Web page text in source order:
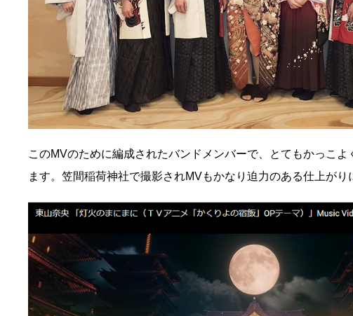
このMVのために編成されたバンドメンバーで、とてもかっこよ
ます。笠間稲荷神社で撮影されMVもかなり迫力のある仕上がり